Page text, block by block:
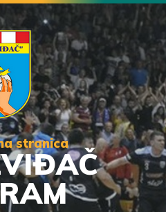
stranica